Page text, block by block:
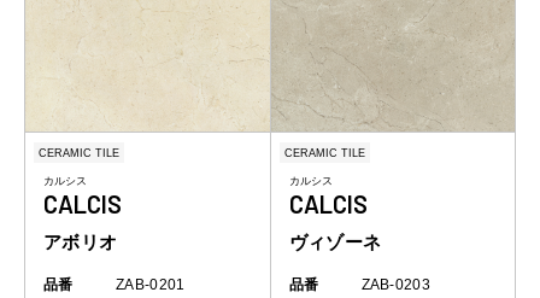
CERAMIC TILE
カルシス
CALCIS
アボリオ
品番
ZAB-0201
CERAMIC TILE
カルシス
CALCIS
ヴィゾーネ
品番
ZAB-0203